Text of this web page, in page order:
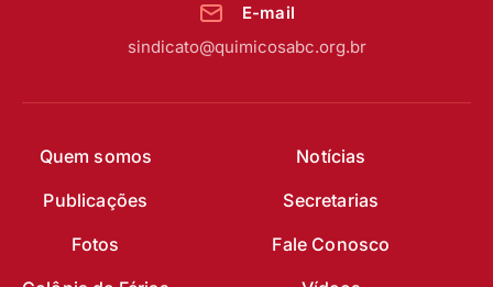
Quem somos
Notícias
Publicações
Secretarias
Fotos
Fale Conosco
E-mail
sindicato@quimicosabc.org.br